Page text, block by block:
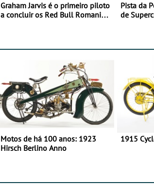
Graham Jarvis é o primeiro piloto
a concluir os Red Bull Romaniacs
Pista da
de
Motos de há 100 anos: 1923
Hirsch Berlino Anno
1915